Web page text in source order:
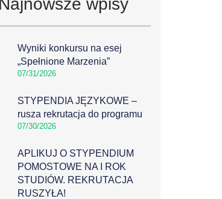
Najnowsze wpisy
Wyniki konkursu na esej
„Spełnione Marzenia”
07/31/2026
STYPENDIA JĘZYKOWE –
rusza rekrutacja do programu
07/30/2026
APLIKUJ O STYPENDIUM
POMOSTOWE NA I ROK
STUDIÓW. REKRUTACJA
RUSZYŁA!